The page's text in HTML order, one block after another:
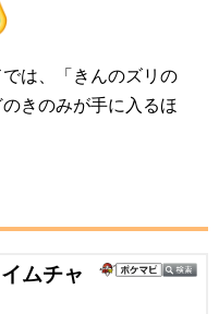
は、「きんのズリの
きのみが手に入るほ
ムチャ